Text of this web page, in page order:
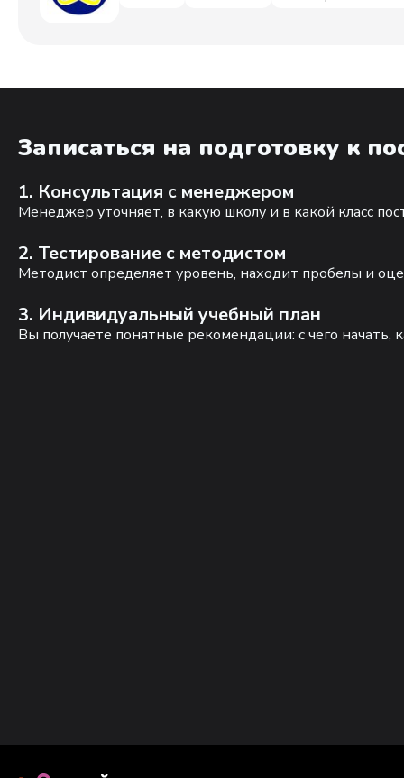
Записаться на подготовку к
1. Консультация с менеджером
Менеджер уточняет, в какую школу и в какой класс
2. Тестирование с методистом
Методист определяет уровень, находит пробелы и
3. Индивидуальный учебный план
Вы получаете понятные рекомендации: с чего начать,